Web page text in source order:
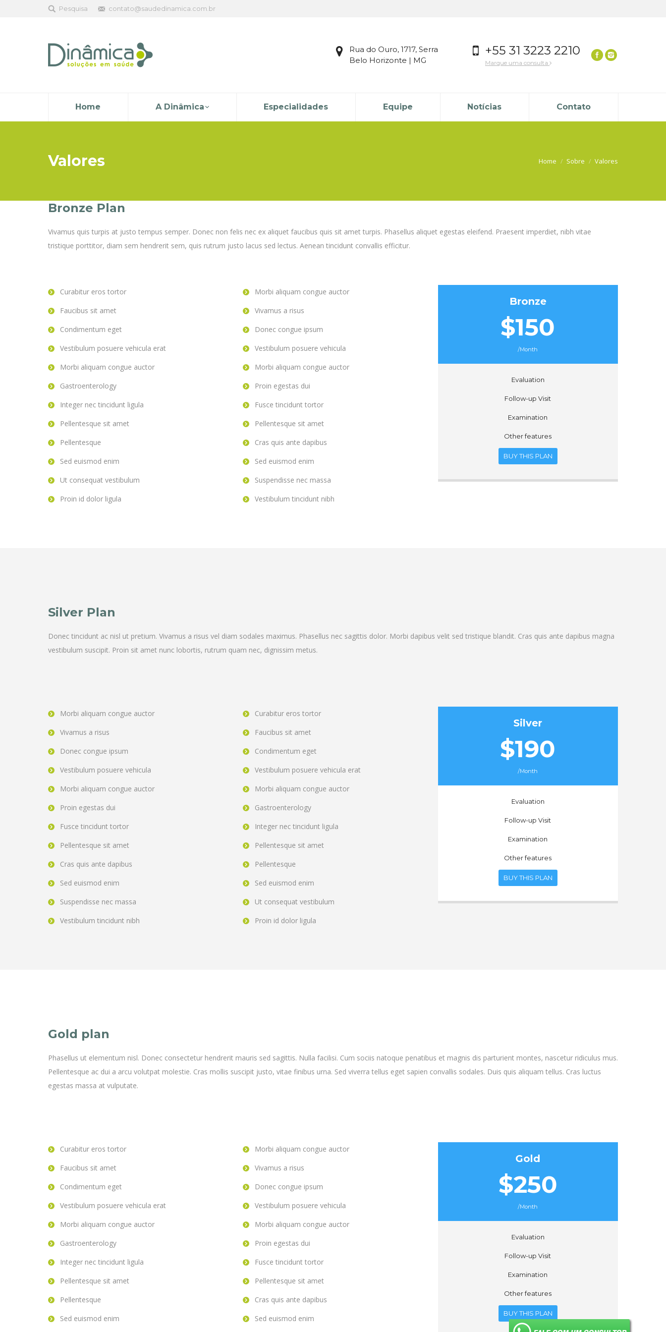
Pesquisa contato@saudedinamica.com.br
Rua do Ouro, 1717, Serra
Belo Horizonte | MG
+55 31 3223 2210
Marque uma consulta
Home A Dinâmica Especialidades Equipe Notícias Contato
Valores Home Sobre Valores
Bronze Plan
Vivamus quis turpis at justo tempus semper. Donec non felis nec ex aliquet faucibus quis sit amet turpis. Phasellus aliquet egestas eleifend. Praesent imperdiet, nibh vitae
tristique porttitor, diam sem hendrerit sem, quis rutrum justo lacus sed lectus. Aenean tincidunt convallis efficitur.
Curabitur eros tortor
Faucibus sit amet
Condimentum eget
Vestibulum posuere vehicula erat
Morbi aliquam congue auctor
Gastroenterology
Integer nec tincidunt ligula
Pellentesque sit amet
Pellentesque
Sed euismod enim
Ut consequat vestibulum
Proin id dolor ligula
Morbi aliquam congue auctor
Vivamus a risus
Donec congue ipsum
Vestibulum posuere vehicula
Morbi aliquam congue auctor
Proin egestas dui
Fusce tincidunt tortor
Pellentesque sit amet
Cras quis ante dapibus
Sed euismod enim
Suspendisse nec massa
Vestibulum tincidunt nibh
Bronze
$150
/Month
Evaluation
Follow-up Visit
Examination
Other features
BUY THIS PLAN
Silver Plan
Donec tincidunt ac nisl ut pretium. Vivamus a risus vel diam sodales maximus. Phasellus nec sagittis dolor. Morbi dapibus velit sed tristique blandit. Cras quis ante dapibus magna
vestibulum suscipit. Proin sit amet nunc lobortis, rutrum quam nec, dignissim metus.
Morbi aliquam congue auctor
Vivamus a risus
Donec congue ipsum
Vestibulum posuere vehicula
Morbi aliquam congue auctor
Proin egestas dui
Fusce tincidunt tortor
Pellentesque sit amet
Cras quis ante dapibus
Sed euismod enim
Suspendisse nec massa
Vestibulum tincidunt nibh
Curabitur eros tortor
Faucibus sit amet
Condimentum eget
Vestibulum posuere vehicula erat
Morbi aliquam congue auctor
Gastroenterology
Integer nec tincidunt ligula
Pellentesque sit amet
Pellentesque
Sed euismod enim
Ut consequat vestibulum
Proin id dolor ligula
Silver
$190
/Month
Evaluation
Follow-up Visit
Examination
Other features
BUY THIS PLAN
Gold plan
Phasellus ut elementum nisl. Donec consectetur hendrerit mauris sed sagittis. Nulla facilisi. Cum sociis natoque penatibus et magnis dis parturient montes, nascetur ridiculus mus.
Pellentesque ac dui a arcu volutpat molestie. Cras mollis suscipit justo, vitae finibus urna. Sed viverra tellus eget sapien convallis sodales. Duis quis aliquam tellus. Cras luctus
egestas massa at vulputate.
Curabitur eros tortor
Faucibus sit amet
Condimentum eget
Vestibulum posuere vehicula erat
Morbi aliquam congue auctor
Gastroenterology
Integer nec tincidunt ligula
Pellentesque sit amet
Pellentesque
Sed euismod enim
Morbi aliquam congue auctor
Vivamus a risus
Donec congue ipsum
Vestibulum posuere vehicula
Morbi aliquam congue auctor
Proin egestas dui
Fusce tincidunt tortor
Pellentesque sit amet
Cras quis ante dapibus
Sed euismod enim
Gold
$250
/Month
Evaluation
Follow-up Visit
Examination
Other features
BUY THIS PLAN